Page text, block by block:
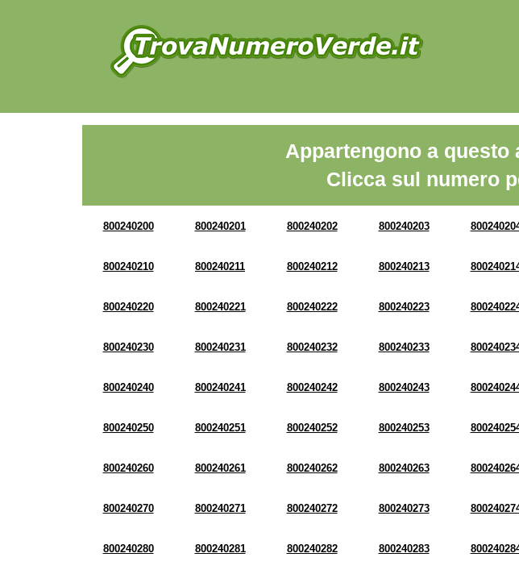
Appartengono a
Clicca sul numero
800240200 800240201 800240202 800240203
800240210 800240211 800240212 800240213
800240220 800240221 800240222 800240223
800240230 800240231 800240232 800240233
800240240 800240241 800240242 800240243
800240250 800240251 800240252 800240253
800240260 800240261 800240262 800240263
800240270 800240271 800240272 800240273
800240280 800240281 800240282 800240283